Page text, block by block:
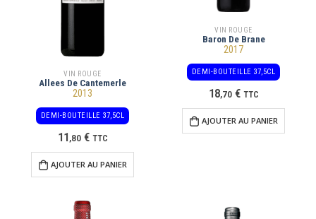
VIN ROUGE
Allees De Cantemerle
2013
DEMI-BOUTEILLE 37,5CL
11 ,80 € TTC
AJOUTER AU PANIER
VIN ROUGE
Baron De Brane
2017
DEMI-BOUTEILLE 37,5CL
18,70 € TTC
AJOUTER AU PANIER